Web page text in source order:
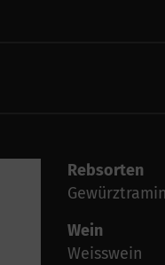
Rebsorten
Wein
Weisswein